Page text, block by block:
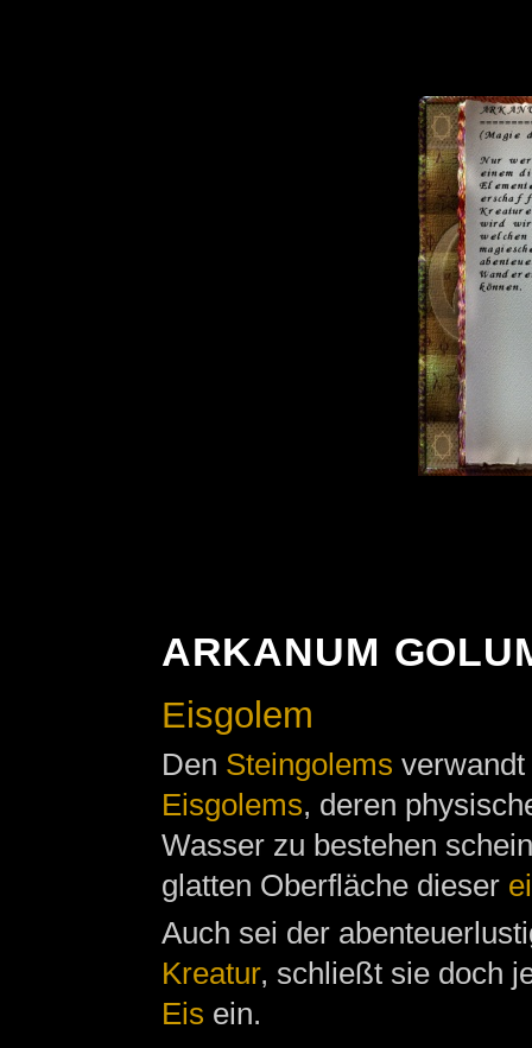
ARKANUM
Eisgolem
Den Steingolems
Eisgolems, deren
Wasser zu bestehen
glatten Oberfläche dieser
Auch sei der
Kreatur, schließt sie doch
Eis ein.